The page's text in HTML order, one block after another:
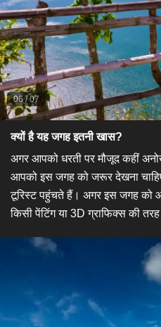
06/07
क्यों है यह जगह इतनी खास?
अगर आपको धरती पर मौजूद कहीं
आपको इस जगह को जरूर देखना
टूरिस्ट पहुंचते हैं। अगर इस जगह
किसी पेंटिंग या 3D ग्राफिक्स की